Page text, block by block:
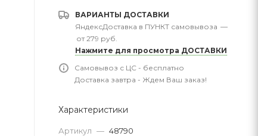
ВАРИАНТЫ ДОСТАВКИ
ЯндексДоставка в ПУНКТ самовывоза —
от 279 руб.
Нажмите для просмотра ДОСТАВКИ
Самовывоз с ЦС - бесплатно
Доставка завтра - Ждем Ваш заказ!
Характеристики
Артикул — 48790